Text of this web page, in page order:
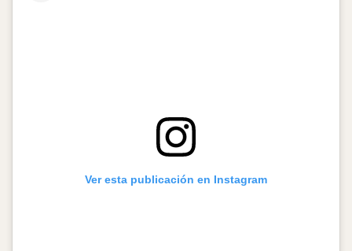
Ver esta publicación en Instagram